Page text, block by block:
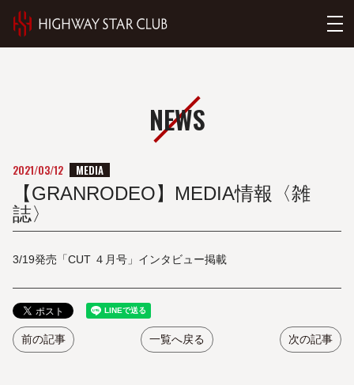
NEWS
2021/03/12 MEDIA
【GRANRODEO】MEDIA情報〈雑
誌〉
3/19発売「CUT ４月号」インタビュー掲載
前の記事 一覧へ戻る 次の記事